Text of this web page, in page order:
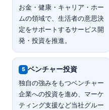
お金・健康・キャリア・ホー
ムの領域で、生活者の意思決
定をサポートするサービス開
発・投資を推進。
5 ベンチャー投資
独自の強みをもつベンチャー
企業への投資を進め、マーケ
ティング支援など当社グルー